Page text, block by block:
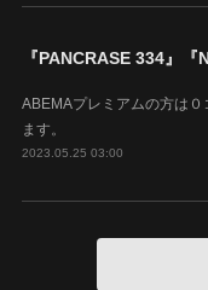
ABEMAプレミアムの方は
ます。
2023.05.25 03:00